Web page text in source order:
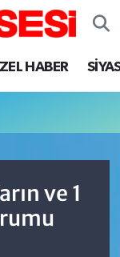
HABER
ve 1